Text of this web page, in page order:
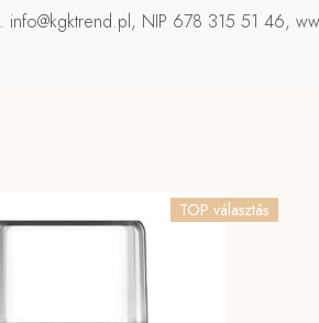
info@kgktrend.pl, NIP 678 315 51 46,
TOP választás